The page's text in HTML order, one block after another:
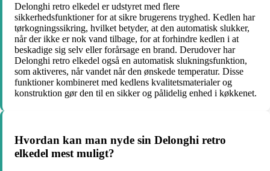
Delonghi retro elkedel er udstyret med flere
sikkerhedsfunktioner for at sikre brugerens tryghed. Kedlen har
tørkogningssikring, hvilket betyder, at den automatisk slukker,
når der ikke er nok vand tilbage, for at forhindre kedlen i at
beskadige sig selv eller forårsage en brand. Derudover har
Delonghi retro elkedel også en automatisk slukningsfunktion,
som aktiveres, når vandet når den ønskede temperatur. Disse
funktioner kombineret med kedlens kvalitetsmaterialer og
konstruktion gør den til en sikker og pålidelig enhed i køkkenet.
Hvordan kan man nyde sin Delonghi retro
elkedel mest muligt?